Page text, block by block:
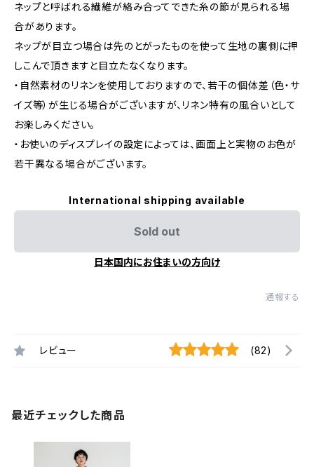
ネップと呼ばれる繊維が絡み合ってできた糸の節が見られる場
合があります。
ネップが目立つ場合は先のとがったものを使って生地の裏側に押
しこんで頂きますと目立たなくなります。
・自然素材のリネンを使用しておりますので、若干の個体差（色・サ
イズ等）が生じる場合がございますが、リネン特有の風合いとして
お楽しみください。
・お使いのディスプレイの設定によっては、画面上と実物のお色が
若干異なる場合がございます。
International shipping available
Sold out
日本国内にお住まいの方向け
通報する
レビュー (82)
最近チェックした商品